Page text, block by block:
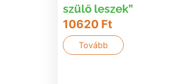
szülő leszek”
10620 Ft
Tovább